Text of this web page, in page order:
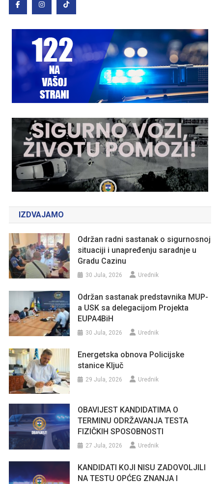
IZDVAJAMO
Održan radni sastanak o sigurnosnoj
situaciji i unapređenju saradnje u
Gradu Cazinu
30 Jula, 2026 Urednik
Održan sastanak predstavnika MUP-
a USK sa delegacijom Projekta
EUPA4BiH
30 Jula, 2026 Urednik
Energetska obnova Policijske
stanice Ključ
29 Jula, 2026 Urednik
OBAVIJEST KANDIDATIMA O
TERMINU ODRŽAVANJA TESTA
FIZIČKIH SPOSOBNOSTI
27 Jula, 2026 Urednik
KANDIDATI KOJI NISU ZADOVOLJILI
NA TESTU OPĆEG ZNANJA I